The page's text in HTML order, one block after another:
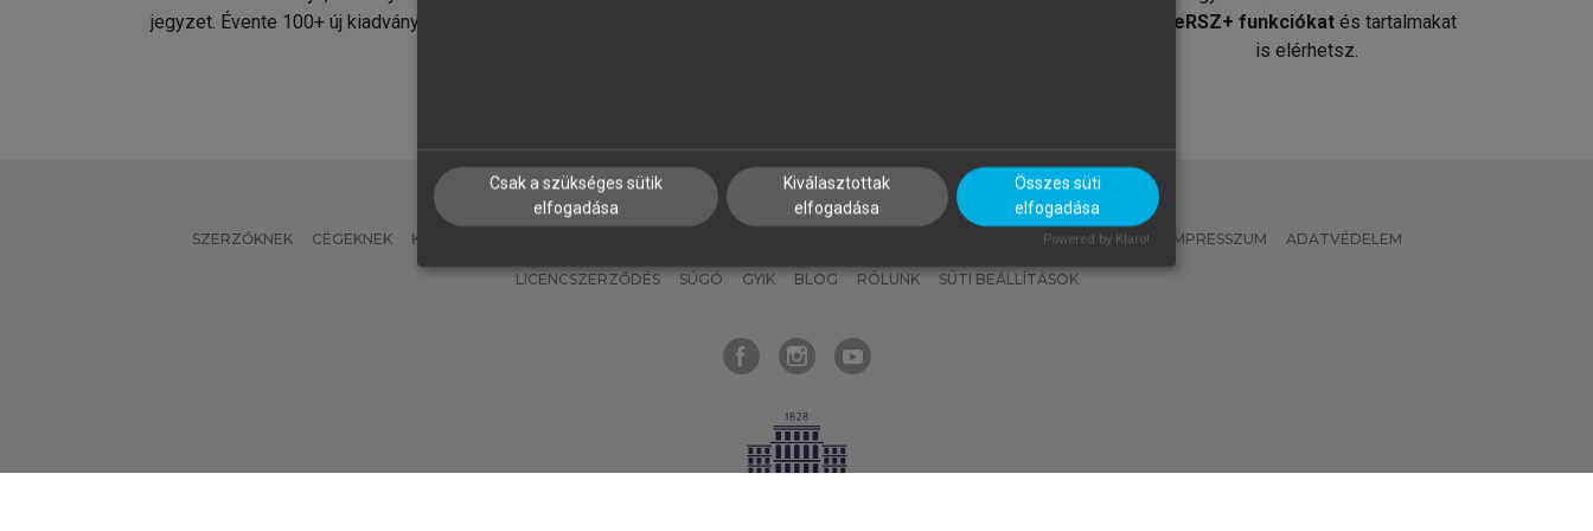
jegyzet. Évente 100+ új kiadvány.
MeRSZ+ funkciókat és tartalmakat
is elérhetsz.
SZERZŐKNEK CÉGEKNEK KÖNYVTÁROSOKNAK MI – ÁLTALÁNOS IRÁNYELVEK IMPRESSZUM ADATVÉDELEM
LICENCSZERZŐDÉS SÚGÓ GYIK BLOG RÓLUNK SÜTI BEÁLLÍTÁSOK
Csak a szükséges sütik
elfogadása
Kiválasztottak
elfogadása
Összes süti
elfogadása
Powered by Klaro!